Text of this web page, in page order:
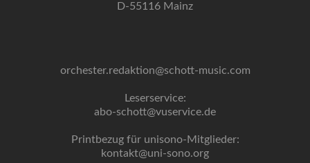
D-55116 Mainz
orchester.redaktion@schott-music.com
Leserservice:
abo-schott@vuservice.de
Printbezug für unisono-Mitglieder:
kontakt@uni-sono.org